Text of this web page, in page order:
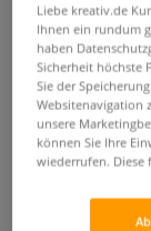
Liebe kreativ.de
Ihnen ein rundum
haben
Sicherheit höchste
Sie der
Websitenavigation
unsere
können Sie Ihre
wiederrufen. Diese